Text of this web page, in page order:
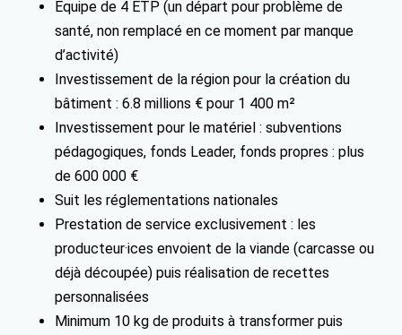
Équipe de 4 ETP (un départ pour problème de
santé, non remplacé en ce moment par manque
d’activité)
Investissement de la région pour la création du
bâtiment : 6.8 millions € pour 1 400 m²
Investissement pour le matériel : subventions
pédagogiques, fonds Leader, fonds propres : plus
de 600 000 €
Suit les réglementations nationales
Prestation de service exclusivement : les
producteur·ices envoient de la viande (carcasse ou
déjà découpée) puis réalisation de recettes
personnalisées
Minimum 10 kg de produits à transformer puis